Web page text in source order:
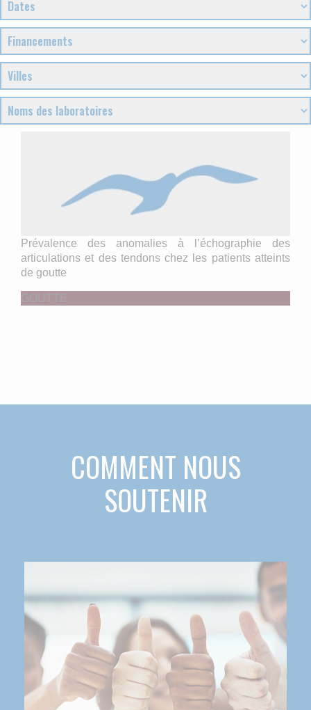
Prévalence des anomalies à l’échographie des
articulations et des tendons chez les patients atteints
de goutte
COMMENT NOUS
SOUTENIR